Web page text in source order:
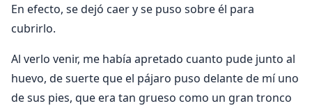
En efecto, se dejó caer y se puso sobre él para
cubrirlo.
Al verlo venir, me había apretado cuanto pude junto al
huevo, de suerte que el pájaro puso delante de mí uno
de sus pies, que era tan grueso como un gran tronco